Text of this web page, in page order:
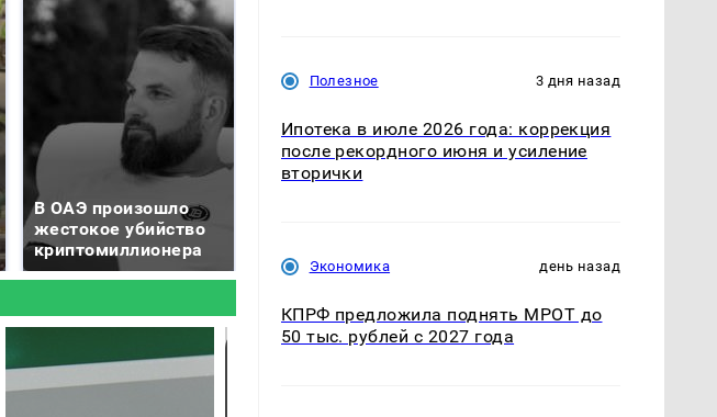
В ОАЭ произошло
жестокое убийство
криптомиллионера
Полезное 3 дня назад
Ипотека в июле 2026 года: коррекция
после рекордного июня и усиление
вторички
Экономика день назад
КПРФ предложила поднять МРОТ до
50 тыс. рублей с 2027 года